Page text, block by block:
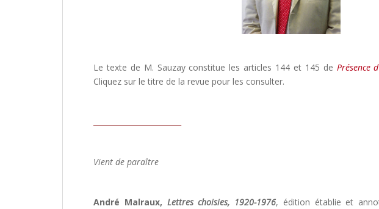
Le texte de M. Sauzay constitue les articles 144 et 145 de Présence
Cliquez sur le titre de la revue pour les consulter.
Vient de paraître
André Malraux, Lettres choisies, 1920-1976, édition établie et